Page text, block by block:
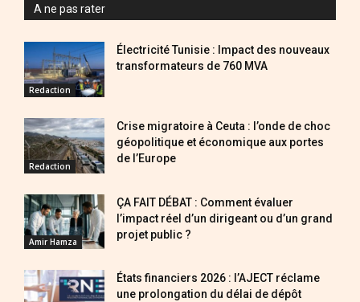
A ne pas rater
Redaction
Électricité Tunisie : Impact des nouveaux
transformateurs de 760 MVA
Redaction
Crise migratoire à Ceuta : l’onde de choc
géopolitique et économique aux portes
de l’Europe
Amir Hamza
ÇA FAIT DÉBAT : Comment évaluer
l’impact réel d’un dirigeant ou d’un grand
projet public ?
États financiers 2026 : l’AJECT réclame
une prolongation du délai de dépôt